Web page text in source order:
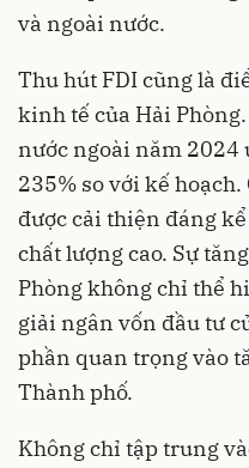
và ngoài nước.
Thu hút FDI cũng là
kinh tế của Hải
nước ngoài năm 2024
235% so với kế
được cải thiện đáng
chất lượng cao. Sự
Phòng không chỉ thể
giải ngân vốn đầu tư
phần quan trọng vào
Thành phố.
Không chỉ tập trung